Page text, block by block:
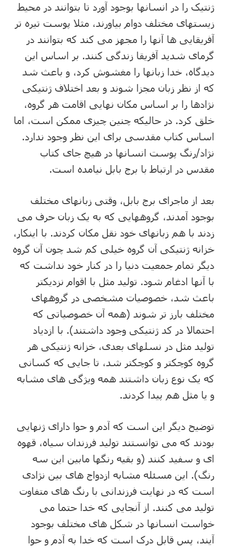
ژنتیک را در انسانها بوجود آورد تا بتوانند در محیط
زیستهای مختلف دوام بیاورند، مثلا پوست تیره تر
آفریقایی ها آنها را مجهز می کند که بتوانند در
گرمای شدید آفریقا زندگی کنند. بر اساس این
دیدگاه، خدا زبانها را مغشوش کرد، و باعث شد
که از نظر زبان مجزا شوند و بعد اختلاف ژنتیکی
نژادها را بر اساس مکان نهایی اقامت هر گروه،
خلق کرد. در حالیکه چنین چیزی ممکن است، اما
اساس کتاب مقدسی برای این نظر وجود ندارد.
نژاد/رنگ پوست انسانها در هیچ جای کتاب
مقدس در ارتباط با برج بابل نیامده است.
بعد از ماجرای برج بابل، وقتی زبانهای مختلف
بوجود آمدند، گروههایی که به یک زبان حرف می
زدند با هم زبانهای خود نقل مکان کردند. با اینکار،
خزانه ژنتیکی آن گروه خیلی کم شد چون آن گروه
دیگر تمام جمعیت دنیا را در کنار خود نداشت که
با آنها ادغام شود. تولید مثل با اقوام نزدیکتر
باعث شد، خصوصیات مشخصی در گروههای
مختلف بارز تر شوند (همه آن خصوصیاتی که
احتمالا در کد ژنتیکی وجود داشتند). با ازدیاد
تولید مثل در نسلهای بعدی، خزانه ژنتیکی هر
گروه کوچکتر و کوچکتر شد، تا جایی که کسانی
که یک نوع زبان داشتند همه ویژگی های مشابه
و یا مثل هم پیدا کردند.
توضیح دیگر این است که آدم و حوا دارای ژنهایی
بودند که می توانستند تولید فرزندان سیاه، قهوه
ای و سفید کنند (و بقیه رنگها مابین این سه
رنگ). این مسئله مشابه ازدواج های بین نژادی
است که در نهایت فرزندانی با رنگ های متفاوت
تولید می کنند. از آنجایی که خدا حتما می
خواست انسانها در شکل های مختلف بوجود
آیند، پس قابل درک است که خدا به آدم و حوا